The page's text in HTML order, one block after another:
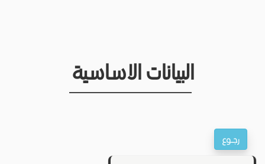
البيانات الاساسية